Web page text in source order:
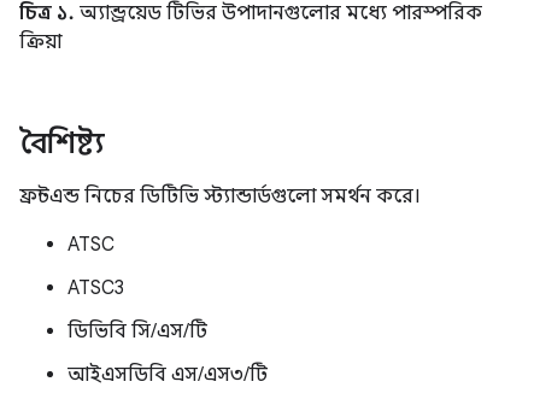
চিত্র ১. অ্যান্ড্রয়েড টিভির উপাদানগুলোর মধ্যে পারস্পরিক
ক্রিয়া
বৈশিষ্ট্য
ফ্রন্টএন্ড নিচের ডিটিভি স্ট্যান্ডার্ডগুলো সমর্থন করে।
ATSC
ATSC3
ডিভিবি সি/এস/টি
আইএসডিবি এস/এস৩/টি